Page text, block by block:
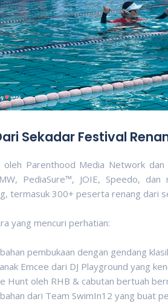
Sekadar Festival
oleh Parenthood Media Network
PediaSure™, JOIE, Speedo,
termasuk 300+ peserta renang dari
yang mencuri perhatian:
pembukaan dengan gendang
Emcee dari DJ Playground yang
Hunt oleh RHB & cabutan bertuah
dari Team SwimIn12 yang buat